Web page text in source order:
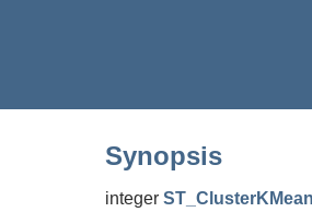
Synopsis
integer